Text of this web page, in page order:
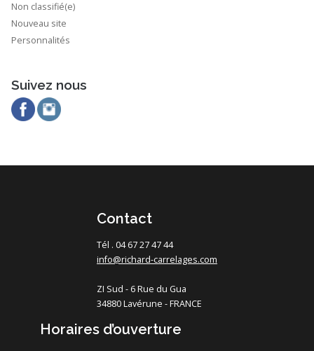
Non classifié(e)
Nouveau site
Personnalités
Suivez nous
Contact
Tél . 04 67 27 47 44
info@richard-carrelages.com
ZI Sud - 6 Rue du Gua
34880 Lavérune - FRANCE
Horaires d’ouverture